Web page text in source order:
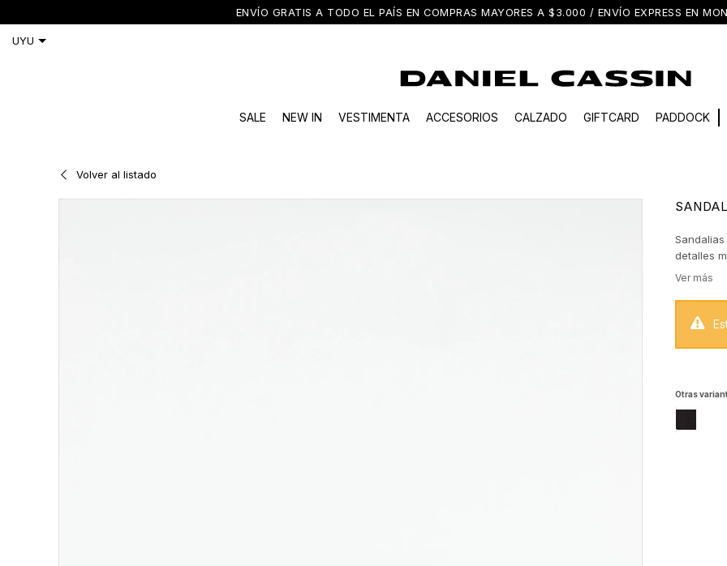
ENVÍO GRATIS A TODO EL PAÍS EN COMPRAS MAYORES A $3.000 / ENVÍO EXPRESS EN
SALE NEW IN VESTIMENTA ACCESORIOS CALZADO GIFTCARD PADDOCK
Volver al listado
detalles
Otras